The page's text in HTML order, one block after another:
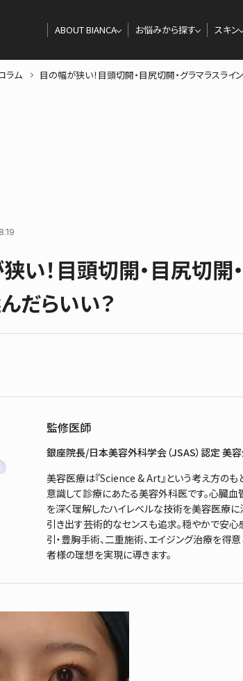
ABOUT BIANCA お悩みから探す スキン
ラム 目の幅が狭い！目頭切開・目尻切開・グラマラスライ
い！目頭切開・目尻切開
だらいい？
監修医師
銀座院長/日本美容外科学会（JSAS）認定 美
美容医療は『Science & Art』という考え方のも
意識して診療にあたる美容外科医です。心臓
を深く理解したハイレベルな技術を美容医療に
引き出す芸術的なセンスも追求。穏やかで安
引・豊胸手術、二重施術、エイジング治療を得
者様の理想を実現に導きます。